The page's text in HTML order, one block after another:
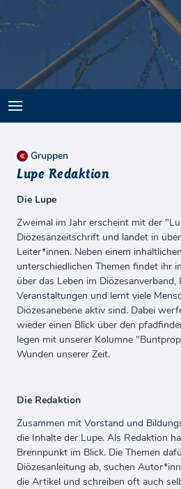
Gruppen
Lupe Redaktion
Die Lupe
Zweimal im Jahr erscheint mit der
Diözesanzeitschrift und landet in
Leiter*innen. Neben einem
unterschiedlichen Themen findet ihr
über das Leben im
Veranstaltungen und lernt viele
Diözesanebene aktiv sind. Dabei
wieder einen Blick über den
legen mit unserer Kolumne
Wunden unserer Zeit.
Die Redaktion
Zusammen mit Vorstand und
die Inhalte der Lupe. Als Redaktion
Brennpunkt im Blick. Die Themen
Diözesanleitung ab, suchen
die Artikel und schreiben oft auch